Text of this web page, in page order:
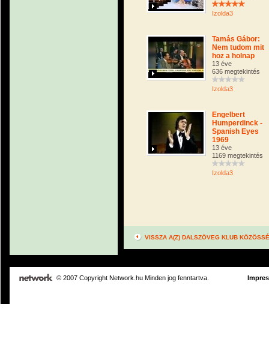
Izolda3
Tamás Gábor:
Nem tudom mit
hoz a holnap
13 éve
636 megtekintés
Izolda3
Engelbert
Humperdinck -
Spanish Eyes
1969
13 éve
1169 megtekintés
Izolda3
VISSZA A(Z) DALSZÖVEG KLUB
© 2007 Copyright Network.hu Minden jog fenntartva.